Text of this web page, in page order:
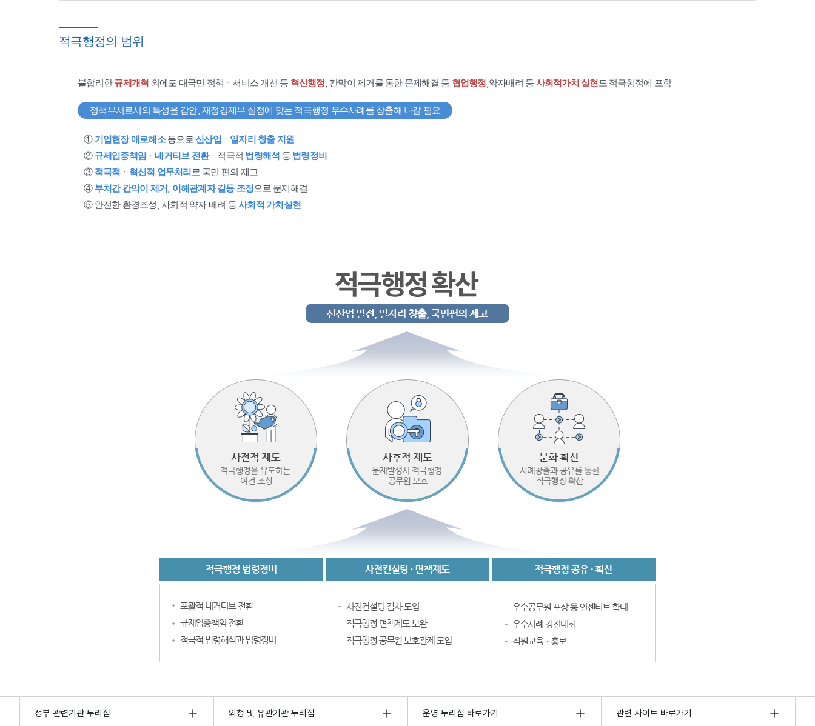
적극행정의 범위
불합리한규제개혁 외에도 대국민 정책ㆍ서비스 개선 등 혁신행정 , 칸막이 제거를 통한 문제해결 등 협업행정 ,약자배려 등 사회적가치 실현 도 적극행정에 포함
정책부서로서의 특성을 감안, 재정경제부 실정에 맞는 적극행정 우수사례를 창출해 나갈 필요
① 기업현장 애로해소등으로 신산업 ㆍ 일자리 창출 지원
② 규제입증책임 ㆍ 네거티브 전환ㆍ적극적 법령해석 등 법령정비
③ 적극적 ㆍ 혁신적 업무처리 로 국민 편의 제고
④ 부처간 칸막이 제거, 이해관계자 갈등 조정으로 문제해결
⑤ 안전한 환경조성, 사회적 약자 배려 등사회적 가치실현
정부 관련기관 누리집 외청 및 유관기관 누리집 운영 누리집 바로가기 관련 사이트 바로가기